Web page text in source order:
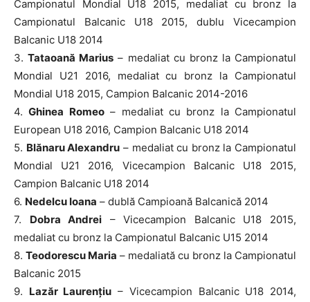
Campionatul Mondial U18 2015, medaliat cu bronz la
Campionatul Balcanic U18 2015, dublu Vicecampion
Balcanic U18 2014
3.Tataoană Marius – medaliat cu bronz la Campionatul
Mondial U21 2016, medaliat cu bronz la Campionatul
Mondial U18 2015, Campion Balcanic 2014-2016
4.Ghinea Romeo– medaliat cu bronz la Campionatul
European U18 2016, Campion Balcanic U18 2014
5. Blănaru Alexandru – medaliat cu bronz la Campionatul
Mondial U21 2016, Vicecampion Balcanic U18 2015,
Campion Balcanic U18 2014
6. Nedelcu Ioana – dublă Campioană Balcanică 2014
7. Dobra Andrei – Vicecampion Balcanic U18 2015,
medaliat cu bronz la Campionatul Balcanic U15 2014
8. Teodorescu Maria – medaliată cu bronz la Campionatul
Balcanic 2015
9. Lazăr Laurențiu – Vicecampion Balcanic U18 2014,